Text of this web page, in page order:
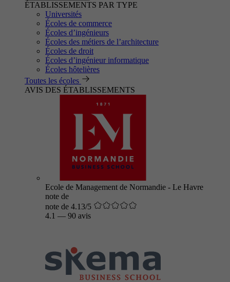
ÉTABLISSEMENTS PAR TYPE
Universités
Écoles de commerce
Écoles d’ingénieurs
Écoles des métiers de l’architecture
Écoles de droit
Écoles d’ingénieur informatique
Écoles hôtelières
Toutes les écoles
AVIS DES ÉTABLISSEMENTS
Ecole de Management de Normandie - Le Havre
note de
note de 4.13/5
4.1 — 90 avis